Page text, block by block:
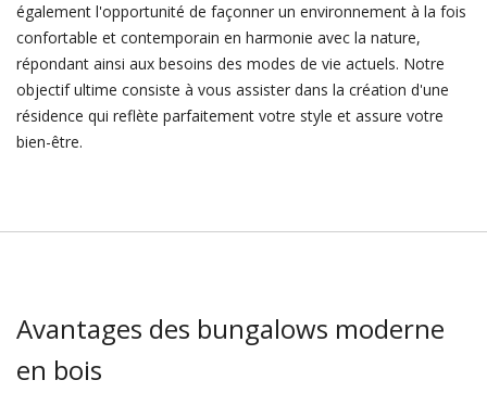
également l'opportunité de façonner un environnement à la fois
confortable et contemporain en harmonie avec la nature,
répondant ainsi aux besoins des modes de vie actuels. Notre
objectif ultime consiste à vous assister dans la création d'une
résidence qui reflète parfaitement votre style et assure votre
bien-être.
Avantages des bungalows moderne
en bois